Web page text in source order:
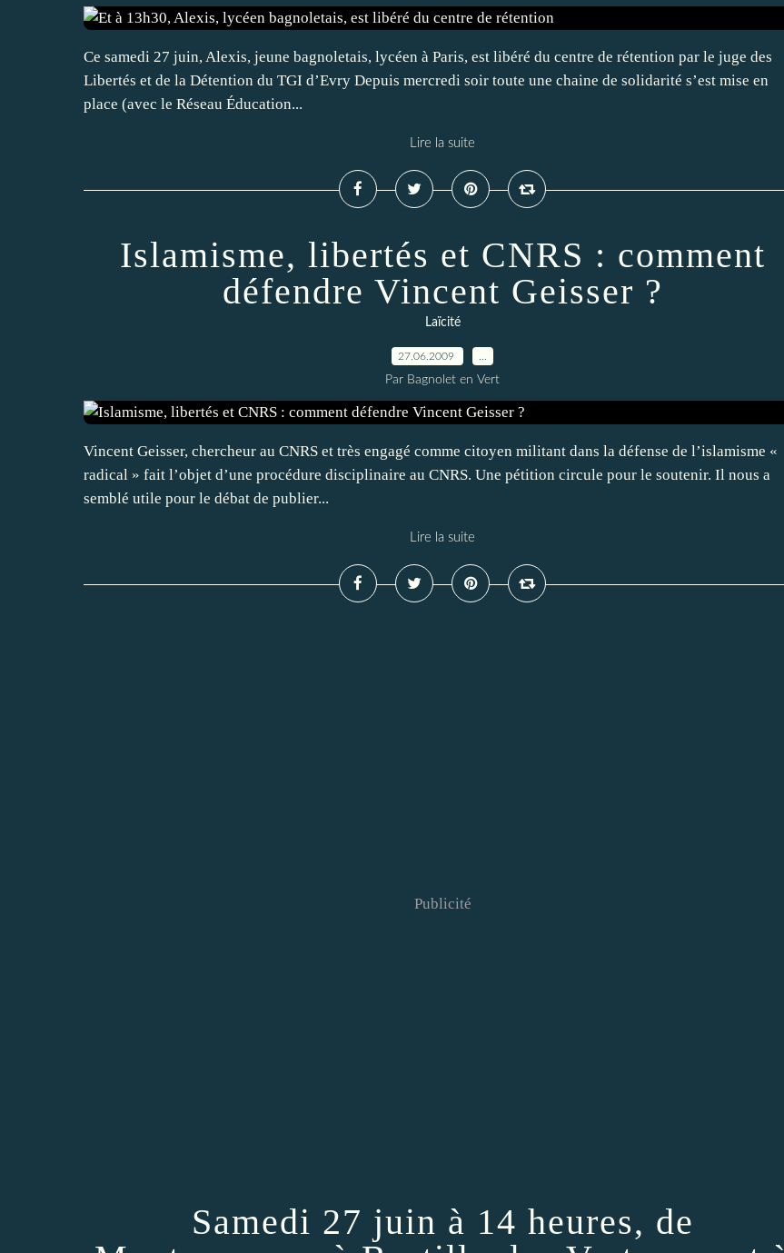
Ce samedi 27 juin, Alexis, jeune bagnoletais, lycéen à Paris, est libéré du centre de rétention par le juge des
Libertés et de la Détention du TGI d’Evry Depuis mercredi soir toute une chaine de solidarité s’est mise en
place (avec le Réseau Éducation...
Lire la suite
Islamisme, libertés et CNRS : comment
défendre Vincent Geisser ?
Laïcité
27.06.2009
Par Bagnolet en Vert
Vincent Geisser, chercheur au CNRS et très engagé comme citoyen militant dans la défense de l’islamisme «
radical » fait l’objet d’une procédure disciplinaire au CNRS. Une pétition circule pour le soutenir. Il nous a
semblé utile pour le débat de publier...
Lire la suite
Publicité
Samedi 27 juin à 14 heures, de